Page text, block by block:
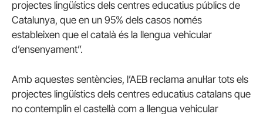
projectes lingüístics dels centres educatius públics de
Catalunya, que en un 95% dels casos només
estableixen que el català és la llengua vehicular
d’ensenyament”.
Amb aquestes sentències, l’AEB reclama anul·lar tots els
projectes lingüístics dels centres educatius catalans que
no contemplin el castellà com a llengua vehicular